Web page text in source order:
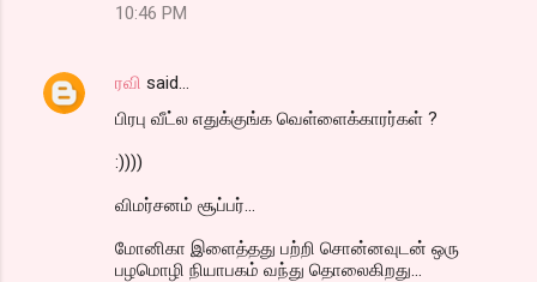
10:46 PM
ரவி said…
பிரபு வீட்ல எதுக்குங்க வெள்ளைக்காரர்கள் ?
:))))
விமர்சனம் சூப்பர்...
மோனிகா இளைத்தது பற்றி சொன்னவுடன் ஒரு
பழமொழி நியாபகம் வந்து தொலைகிறது...